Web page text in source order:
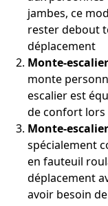
jambes, ce
rester debout
déplacement
Monte-
monte
escalier est
de confort
Monte-
spécialement
en fauteuil
déplacement
avoir besoin